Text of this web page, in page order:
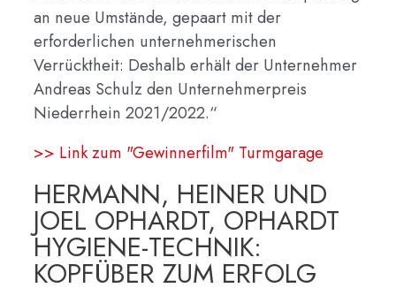
an neue Umstände, gepaart mit der
erforderlichen unternehmerischen
Verrücktheit: Deshalb erhält der Unternehmer
Andreas Schulz den Unternehmerpreis
Niederrhein 2021/2022.“
>> Link zum "Gewinnerfilm" Turmgarage
HERMANN, HEINER UND
JOEL OPHARDT, OPHARDT
HYGIENE-TECHNIK:
KOPFÜBER ZUM ERFOLG